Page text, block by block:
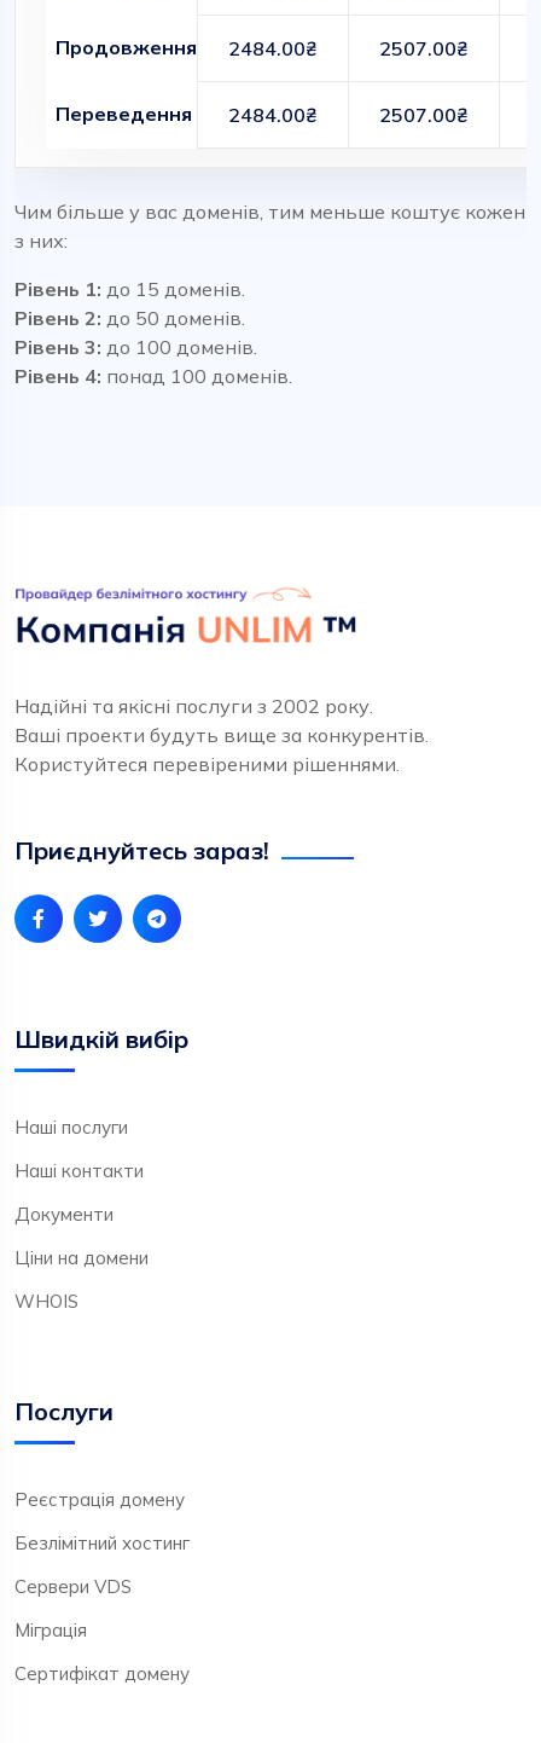
Продовження 2484.00₴ 2507.00₴
Переведення 2484.00₴ 2507.00₴
Чим більше у вас доменів, тим меньше коштує кожен
з них:
Рівень 1: до 15 доменів.
Рівень 2: до 50 доменів.
Рівень 3: до 100 доменів.
Рівень 4: понад 100 доменів.
Надійні та якісні послуги з 2002 року.
Ваші проекти будуть вище за конкурентів.
Користуйтеся перевіреними рішеннями.
Приєднуйтесь зараз!
Швидкій вибір
Наші послуги
Наші контакти
Документи
Ціни на домени
WHOIS
Послуги
Реєстрація домену
Безлімітний хостинг
Сервери VDS
Міграція
Сертифікат домену